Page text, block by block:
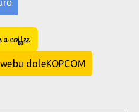
a Coffee
doleKOPCOM